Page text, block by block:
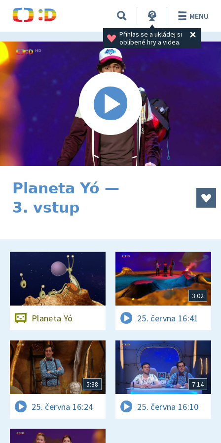
Přihlas se a ukládej si
oblíbené hry a videa.
MENU
Planeta Yó —
3. vstup
Planeta Yó
3:02
25. června 16:41
5:38
25. června 16:24
7:14
25. června 16:10